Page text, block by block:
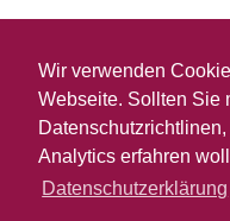
Wir verwenden
Webseite. Sollten Sie
Analytics erfahren
Datenschutzerklärung
Vinothek